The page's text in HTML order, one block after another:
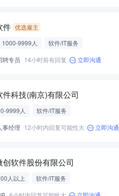
件 优选雇主
1000-9999人
软件/IT服务
聘专员 14小时前有回复 立即沟通
件科技(南京)有限公司
9999人
软件/IT服务
事经理 12小时内回复可能性大 立即沟通
创软件股份有限公司
人以上
软件/IT服务